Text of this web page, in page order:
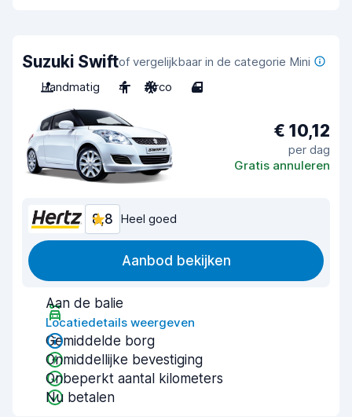
Suzuki Swiftof vergelijkbaar in de categorie Mini
Handmatig
4 Airco 4
€ 10,12
per dag
Gratis annuleren
8,8 Heel goed
Aanbod bekijken
Aan de balie
Locatiedetails weergeven
Gemiddelde borg
Onmiddellijke bevestiging
Onbeperkt aantal kilometers
Nu betalen